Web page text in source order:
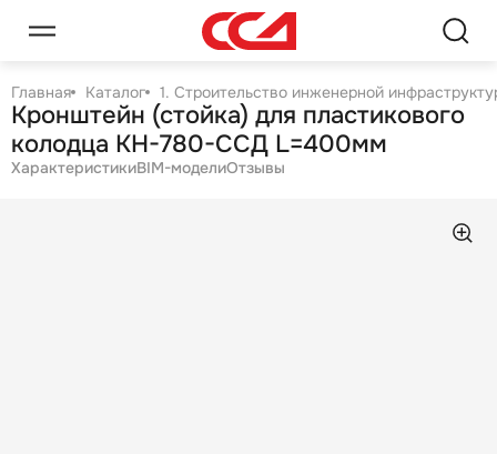
Главная Каталог 1. Строительство инженерной
Кронштейн (стойка) для пластикового
колодца КН-780-ССД L=400мм
ХарактеристикиBIM-моделиОтзывы